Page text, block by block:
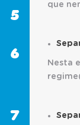
5
6
ÚNICO
AMBIENTAL
7
REPORTES
que
Nesta